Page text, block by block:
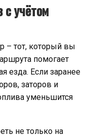
учётом
– тот, который вы
помогает
езда. Если заранее
заторов и
уменьшится
не только на